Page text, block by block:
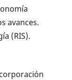
avances.
(RIS).